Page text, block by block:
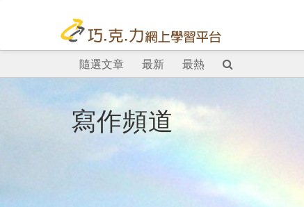
隨選文章 最新 最熱
寫作頻道